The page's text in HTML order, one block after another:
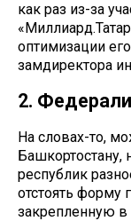
как раз из-за
оптимизации
замдиректора
2.
На словах-то,
Башкортостану,
республик
отстоять форму
закрепленную в